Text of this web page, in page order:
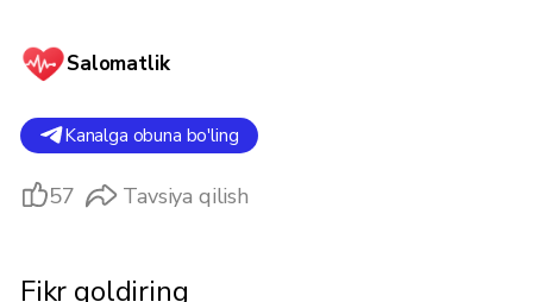
Salomatlik
Kanalga obuna bo'ling
57 Tavsiya qilish
Fikr qoldiring